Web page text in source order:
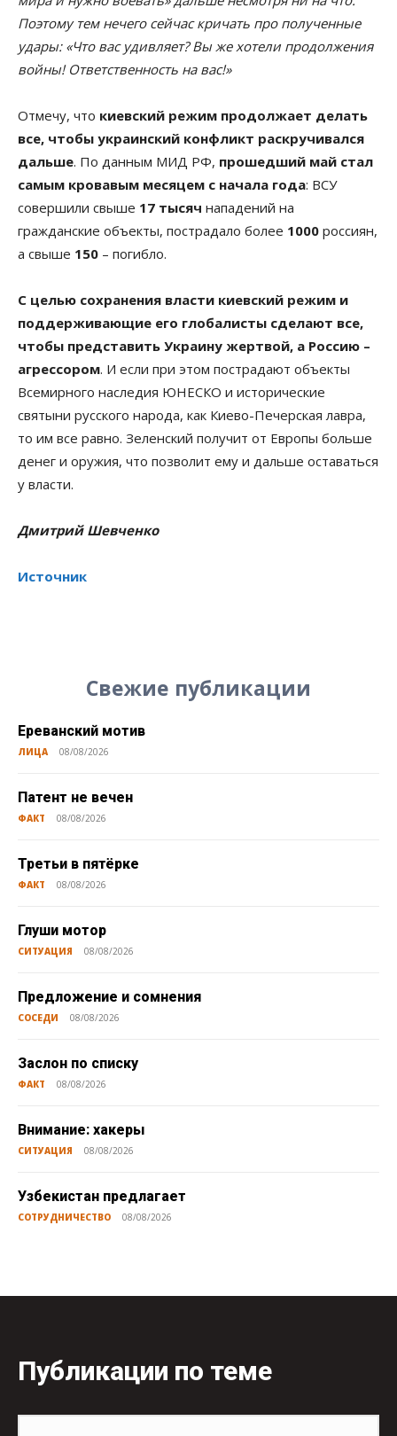
Поэтому тем нечего сейчас кричать про полученные
удары: «Что вас удивляет? Вы же хотели продолжения
войны! Ответственность на вас!»
Отмечу, что киевский режим продолжает делать
все, чтобы украинский конфликт раскручивался
дальше. По данным МИД РФ, прошедший май стал
самым кровавым месяцем с начала года: ВСУ
совершили свыше 17 тысяч нападений на
гражданские объекты, пострадало более 1000 россиян,
а свыше 150 – погибло.
С целью сохранения власти киевский режим и
поддерживающие его глобалисты сделают все,
чтобы представить Украину жертвой, а Россию –
агрессором. И если при этом пострадают объекты
Всемирного наследия ЮНЕСКО и исторические
святыни русского народа, как Киево-Печерская лавра,
то им все равно. Зеленский получит от Европы больше
денег и оружия, что позволит ему и дальше оставаться
у власти.
Дмитрий Шевченко
Источник
Свежие публикации
Ереванский мотив
ЛИЦА 08/08/2026
Патент не вечен
ФАКТ 08/08/2026
Третьи в пятёрке
ФАКТ 08/08/2026
Глуши мотор
СИТУАЦИЯ 08/08/2026
Предложение и сомнения
СОСЕДИ 08/08/2026
Заслон по списку
ФАКТ 08/08/2026
Внимание: хакеры
СИТУАЦИЯ 08/08/2026
Узбекистан предлагает
СОТРУДНИЧЕСТВО 08/08/2026
Публикации по теме